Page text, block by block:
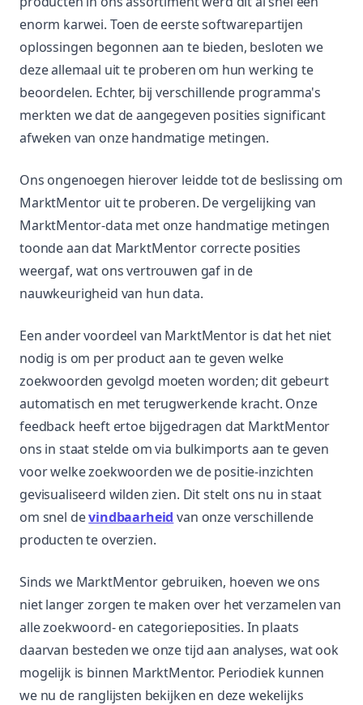
enorm karwei. Toen de eerste softwarepartijen
oplossingen begonnen aan te bieden, besloten we
deze allemaal uit te proberen om hun werking te
beoordelen. Echter, bij verschillende programma's
merkten we dat de aangegeven posities significant
afweken van onze handmatige metingen.
Ons ongenoegen hierover leidde tot de beslissing om
MarktMentor uit te proberen. De vergelijking van
MarktMentor-data met onze handmatige metingen
toonde aan dat MarktMentor correcte posities
weergaf, wat ons vertrouwen gaf in de
nauwkeurigheid van hun data.
Een ander voordeel van MarktMentor is dat het niet
nodig is om per product aan te geven welke
zoekwoorden gevolgd moeten worden; dit gebeurt
automatisch en met terugwerkende kracht. Onze
feedback heeft ertoe bijgedragen dat MarktMentor
ons in staat stelde om via bulkimports aan te geven
voor welke zoekwoorden we de positie-inzichten
gevisualiseerd wilden zien. Dit stelt ons nu in staat
om snel devindbaarheid van onze verschillende
producten te overzien.
Sinds we MarktMentor gebruiken, hoeven we ons
niet langer zorgen te maken over het verzamelen van
alle zoekwoord- en categorieposities. In plaats
daarvan besteden we onze tijd aan analyses, wat ook
mogelijk is binnen MarktMentor. Periodiek kunnen
we nu de ranglijsten bekijken en deze wekelijks